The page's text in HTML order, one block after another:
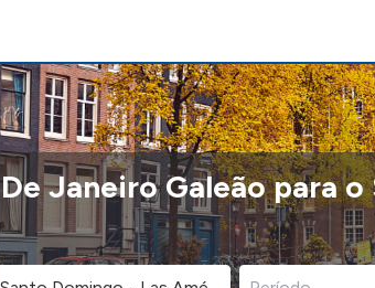
Janeiro Galeão para